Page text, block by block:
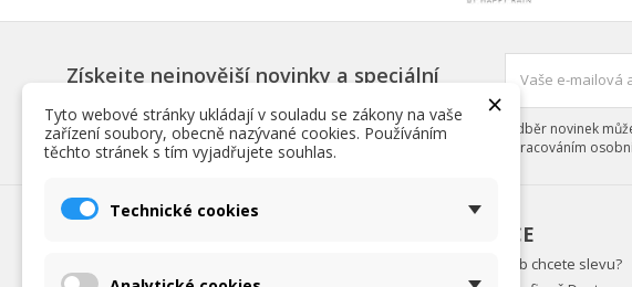
Získejte nejnovější novinky a speciální
Odběr novinek
zpracováním
INFORMACE
Fotokoutek aneb chcete slevu?
×
Tyto webové stránky ukládají v souladu se zákony na vaše
zařízení soubory, obecně nazývané cookies. Používáním
těchto stránek s tím vyjadřujete souhlas.
Technické cookies